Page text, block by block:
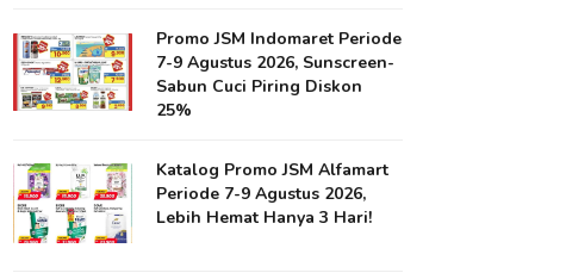
Promo JSM Indomaret Periode
7-9 Agustus 2026, Sunscreen-
Sabun Cuci Piring Diskon
25%
Katalog Promo JSM Alfamart
Periode 7-9 Agustus 2026,
Lebih Hemat Hanya 3 Hari!